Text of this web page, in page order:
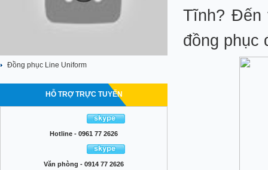
Đồng phục Line Uniform
HỖ TRỢ TRỰC TUYẾN
Hotline - 0961 77 2626
Văn phòng - 0914 77 2626
Tĩnh? Đến
đồng phục